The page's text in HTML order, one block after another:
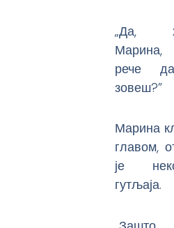
„Да,
Марина,
рече
зовеш?”
Марина
главом,
је
гутљаја.